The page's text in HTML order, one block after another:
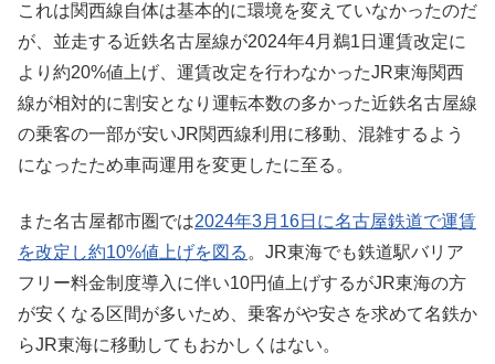
これは関西線自体は基本的に環境を変えていなかったのだ
が、並走する近鉄名古屋線が2024年4月鵜1日運賃改定に
より約20%値上げ、運賃改定を行わなかったJR東海関西
線が相対的に割安となり運転本数の多かった近鉄名古屋線
の乗客の一部が安いJR関西線利用に移動、混雑するよう
になったため車両運用を変更したに至る。
また名古屋都市圏では2024年3月16日に名古屋鉄道で運賃
を改定し約10%値上げを図る 。JR東海でも鉄道駅バリア
フリー料金制度導入に伴い10円値上げするがJR東海の方
が安くなる区間が多いため、乗客がや安さを求めて名鉄か
らJR東海に移動してもおかしくはない。